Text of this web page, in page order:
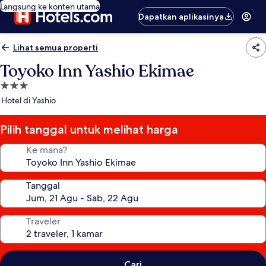
Langsung ke konten utama
Dapatkan aplikasinya
Lihat semua properti
Toyoko Inn Yashio Ekimae
Properti
bintang
Hotel di Yashio
Pilih tanggal untuk melihat harga
Ke mana?
Tanggal
Traveler